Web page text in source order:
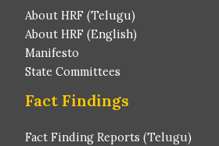
About HRF (Telugu)
About HRF (English)
Manifesto
State Committees
Fact Findings
Fact Finding Reports (Telugu)